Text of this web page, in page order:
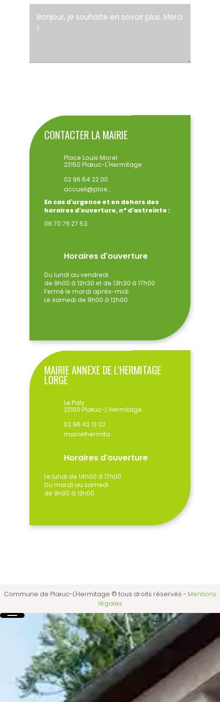
CONTACTER LA MAIRIE
Place Louis Morel
22150 Plœuc-L'Hermitage
02 96 64 22 00
accueil@ploeuclhermitage.bzh
En cas d'urgence et en dehors des
horaires d'ouverture, n° d'astreinte :
06 70 76 27 53
Horaires d'ouverture
Du lundi au vendredi
de 9h00 à 12h30 et de 13h30 à 17h00
Fermé le mardi après-midi
Le samedi de 9h00 à 12h00
MAIRIE ANNEXE DE L’HERMITAGE
LORGE
Le Paly
22150 Plœuc-L’Hermitage
02 96 42 12 02
mairielhermitage@ploeuclhermitage.bzh
Horaires d'ouverture
Le lundi de 14h00 à 17h00
Du mardi au samedi
de 9h00 à 12h00
Commune de Plœuc-L'Hermitage © tous droits réservés - Mentions
légales